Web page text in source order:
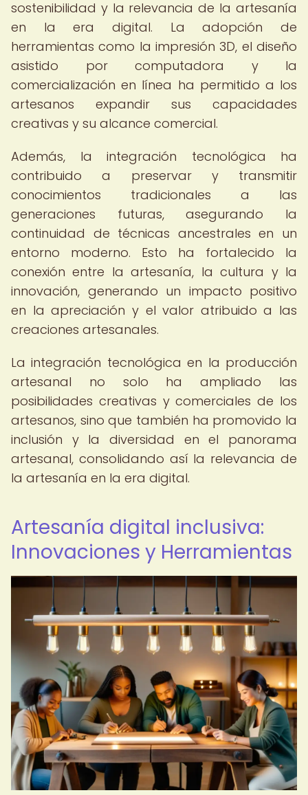
sostenibilidad y la relevancia de la artesanía
en la era digital. La adopción de
herramientas como la impresión 3D, el diseño
asistido por computadora y la
comercialización en línea ha permitido a los
artesanos expandir sus capacidades
creativas y su alcance comercial.
Además, la integración tecnológica ha
contribuido a preservar y transmitir
conocimientos tradicionales a las
generaciones futuras, asegurando la
continuidad de técnicas ancestrales en un
entorno moderno. Esto ha fortalecido la
conexión entre la artesanía, la cultura y la
innovación, generando un impacto positivo
en la apreciación y el valor atribuido a las
creaciones artesanales.
La integración tecnológica en la producción
artesanal no solo ha ampliado las
posibilidades creativas y comerciales de los
artesanos, sino que también ha promovido la
inclusión y la diversidad en el panorama
artesanal, consolidando así la relevancia de
la artesanía en la era digital.
Artesanía digital inclusiva:
Innovaciones y Herramientas